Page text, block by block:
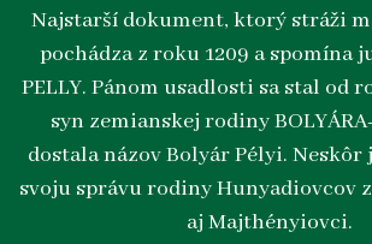
Najstarší dokument, ktorý stráži
pochádza z roku 1209 a spomína
PELLY. Pánom usadlosti sa stal od
syn zemianskej rodiny
dostala názov Bolyár Pélyi.
svoju správu rodiny Hunyadiovcov
aj Majthényiovci.